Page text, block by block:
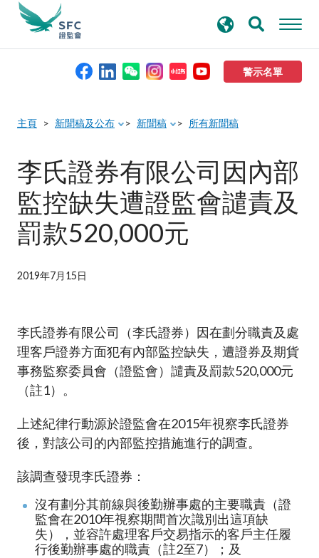
警示名單
本會簡介
監管職能
規則及標準
資料庫
加入本會
尋
主頁 新聞稿及公布 新聞稿 所有新聞稿
李氏證券有限公司因內部
監控缺失遭證監會譴責及
罰款520,000元
2019年7月15日
李氏證券有限公司（李氏證券）因在劃分職責及處
理客戶證券方面犯有內部監控缺失，遭證券及期貨
事務監察委員會（證監會）譴責及罰款520,000元
（註1）。
上述紀律行動源於證監會在2015年視察李氏證券
後，對該公司的內部監控措施進行的調查。
該調查發現李氏證券：
沒有劃分其前線與後勤辦事處的主要職責（證
監會在2010年視察期間首次識別出這項缺
失），並容許處理客戶交易指示的客戶主任履
行後勤辦事處的職責（註2至7）；及